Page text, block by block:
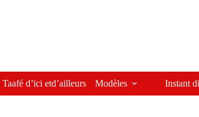
Taafé d’ici etd’ailleurs Modèles Instant